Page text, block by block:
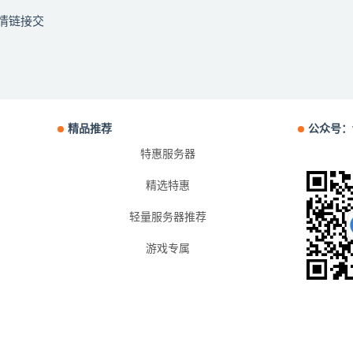
链接交
精品推荐
特惠服务器
精选特惠
轻量服务器推荐
游戏专属
公众号